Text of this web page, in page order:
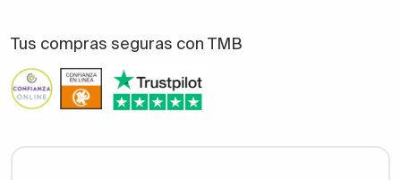
Tus compras seguras con TMB